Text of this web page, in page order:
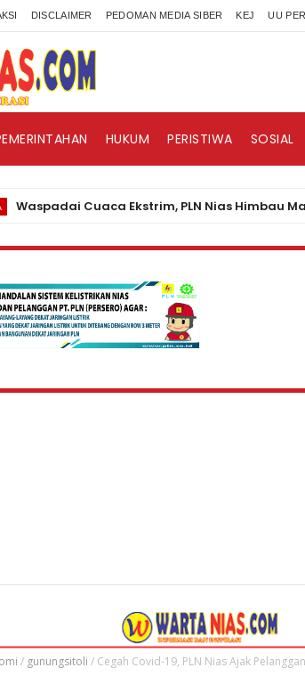
DISCLAIMER PEDOMAN MEDIA SIBER KEJ UU
HUKUM PERISTIWA SOSIAL
Cuaca Ekstrim, PLN Nias Himbau
/ gunungsitoli / Cegah Covid-19, PLN Nias Ajak